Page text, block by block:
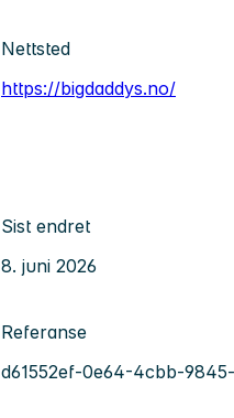
Nettsted
https://bigdaddys.no/
Sist endret
8. juni 2026
Referanse
d61552ef-0e64-4cbb-